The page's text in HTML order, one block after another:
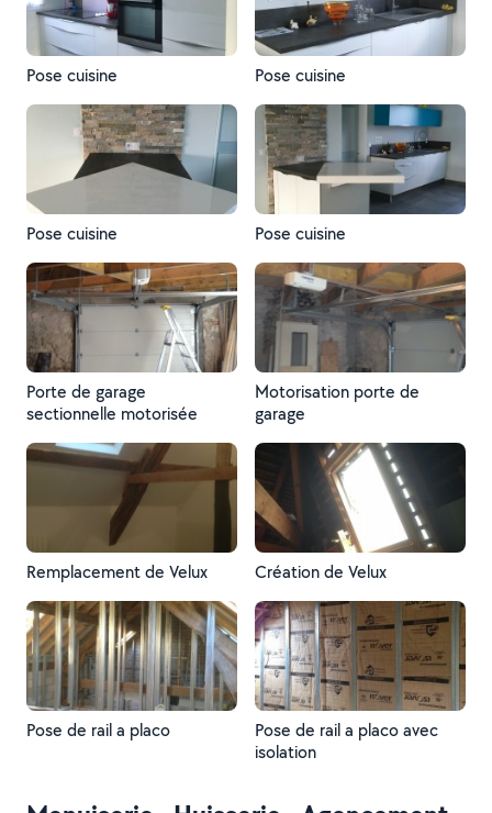
Pose cuisine Pose cuisine
Pose cuisine Pose cuisine
Porte de garage
sectionnelle motorisée
Motorisation porte de
garage
Remplacement de Velux Création de Velux
Pose de rail a placo
Pose de rail a placo avec
isolation